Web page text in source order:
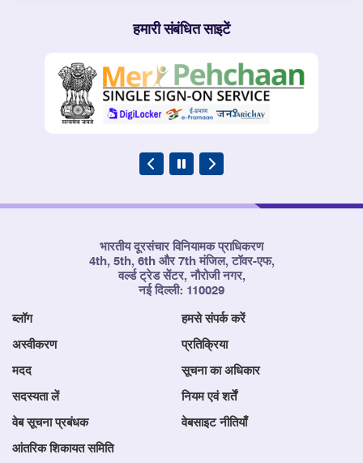
हमारी संबंधित साइटें
भारतीय दूरसंचार विनियामक प्राधिकरण
4th, 5th, 6th और 7th मंजिल, टॉवर-एफ,
वर्ल्ड ट्रेड सेंटर, नौरोजी नगर,
नई दिल्ली: 110029
ब्लॉग हमसे संपर्क करें
अस्वीकरण प्रतिक्रिया
मदद सूचना का अधिकार
सदस्यता लें नियम एवं शर्तें
वेब सूचना प्रबंधक वेबसाइट नीतियाँ
आंतरिक शिकायत समिति